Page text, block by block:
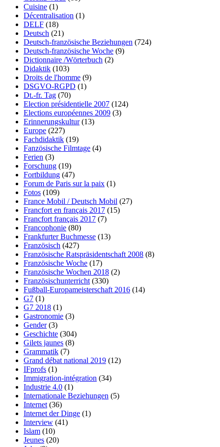
Cuisine (1)
Décentralisation (1)
DELF (18)
Deutsch (21)
Deutsch-französische Beziehungen (724)
Deutsch-französische Woche (9)
Dictionnaire /Wörterbuch (2)
Didaktik (103)
Droits de l'homme (9)
DSGVO-RGPD (1)
Dt.-fr. Tag (70)
Election présidentielle 2007 (124)
Elections européennes 2009 (3)
Erinnerungskultur(13)
Europe (227)
Fachdidaktik (19)
Fanzösische Filmtage (4)
Ferien (3)
Forschung (19)
Fortbildung (47)
Forum de Paris sur la paix (1)
Fotos (109)
France Mobil / Deutsch Mobil (27)
Francfort en français 2017 (15)
Francfort français 2017 (7)
Francophonie (80)
Frankfurter Buchmesse (13)
Französisch (427)
Französische Ratspräsidentschaft 2008 (8)
Französische Woche (17)
Französische Wochen 2018 (2)
Französischunterricht(330)
Fußball-Europameisterschaft 2016 (14)
G7 (1)
G7 2018 (1)
Gastronomie (3)
Gender(3)
Geschichte (304)
Gilets jaunes (8)
Grammatik (7)
Grand débat national 2019 (12)
IFprofs (1)
Immigration-intégration (34)
Industrie 4.0 (1)
Internationale Beziehungen (5)
Internet(36)
Internet der Dinge (1)
Interview (41)
Islam (10)
Jeunes (20)